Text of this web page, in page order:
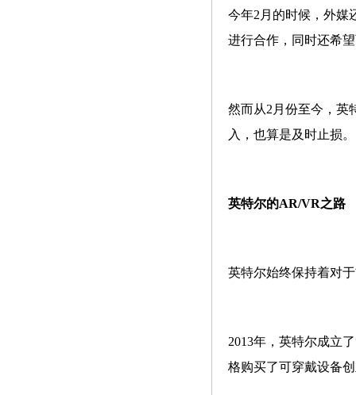
今年2月的时候，外媒
进行合作，同时还希
然而从2月份至今，英
入，也算是及时止损。
英特尔的AR/VR之路
英特尔始终保持着对
2013年，英特尔成立
格购买了可穿戴设备